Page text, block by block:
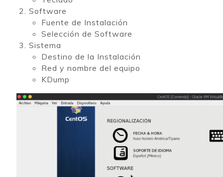
Software
Fuente de Instalación
Selección de Software
Sistema
Destino de la Instalación
Red y nombre del equipo
KDump